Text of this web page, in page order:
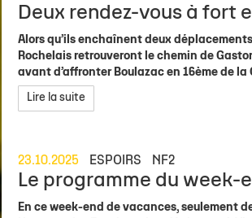
Deux rendez-vous à fort
Alors qu’ils enchaînent deux
Rochelais retrouveront le chemin de
avant d’affronter Boulazac en 16ème de la
Lire la suite
23.10.2025 ESPOIRS NF2
Le programme du week-
En ce week-end de vacances, seulement